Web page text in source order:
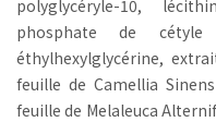
polyglycéryle-10,
phosphate de cétyle
éthylhexylglycérine,
feuille de Camellia
feuille de Melaleuca